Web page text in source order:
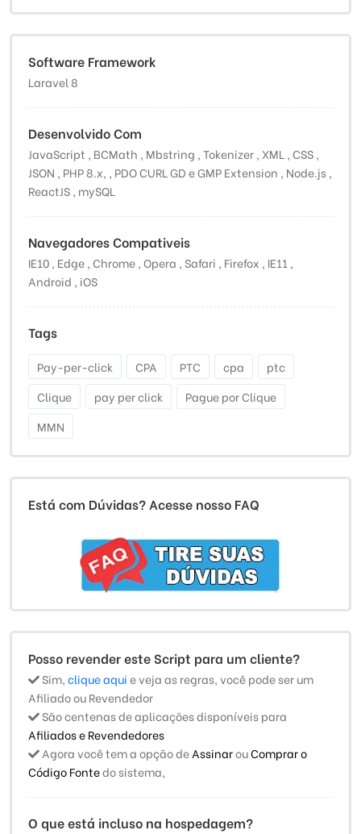
Software Framework
Laravel 8
Desenvolvido Com
JavaScript , BCMath , Mbstring , Tokenizer , XML , CSS ,
JSON , PHP 8.x, , PDO CURL GD e GMP Extension , Node.js ,
ReactJS , mySQL
Navegadores Compativeis
IE10 , Edge , Chrome , Opera , Safari , Firefox , IE11 ,
Android , iOS
Tags
Pay-per-click CPA PTC cpa
ptc
Clique
pay per click
Pague por Clique
MMN
Está com Dúvidas? Acesse nosso FAQ
Posso revender este Script para um cliente?
Sim,clique aquie veja as regras, você pode ser um
Afiliado ou Revendedor
São centenas de aplicações disponíveis para
Afiliados e Revendedores
Agora você tem a opção deAssinarouComprar o
Código Fontedo sistema,
O que está incluso na hospedagem?